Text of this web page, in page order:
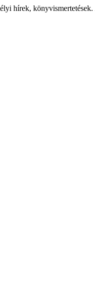
hírek, könyvismertetések.